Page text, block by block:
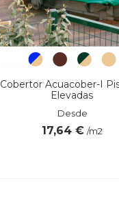
Cobertor Acuacober-I
Elevadas
Desde
17,64 € /m2